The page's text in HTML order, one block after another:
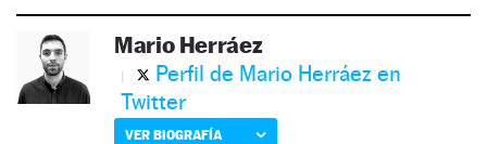
Mario Herráez
Perfil de Mario Herráez en
Twitter
VER BIOGRAFÍA